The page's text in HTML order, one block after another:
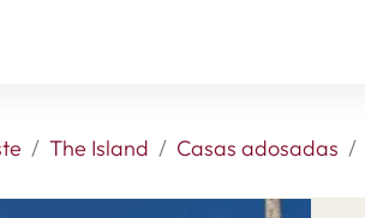
The Island Casas adosadas